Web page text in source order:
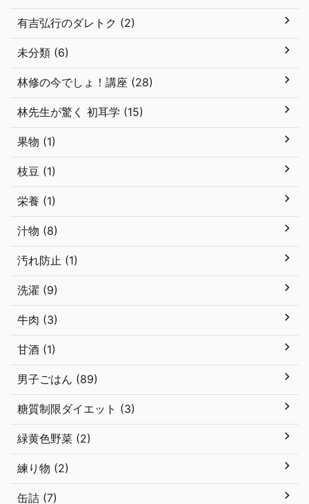
有吉弘行のダレトク (2)
未分類 (6)
林修の今でしょ！講座 (28)
林先生が驚く 初耳学 (15)
果物 (1)
枝豆 (1)
栄養 (1)
汁物 (8)
汚れ防止 (1)
洗濯 (9)
牛肉 (3)
甘酒 (1)
男子ごはん (89)
糖質制限ダイエット (3)
緑黄色野菜 (2)
練り物 (2)
缶詰 (7)